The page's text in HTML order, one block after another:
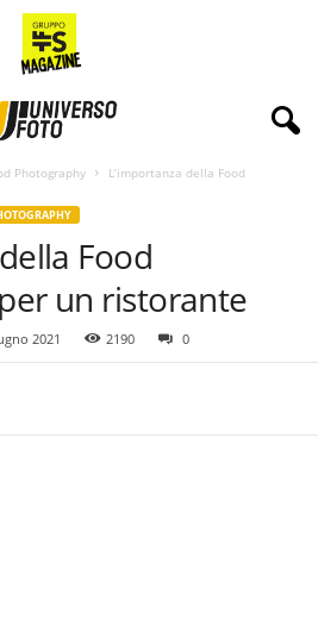
Photography
L’importanza della Food
Food
un ristorante
2021 2190 0